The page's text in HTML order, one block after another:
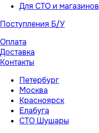
Для СТО и магазинов
Поступления Б/У
Оплата
Доставка
Контакты
Петербург
Москва
Красноярск
Елабуга
СТО Шушары